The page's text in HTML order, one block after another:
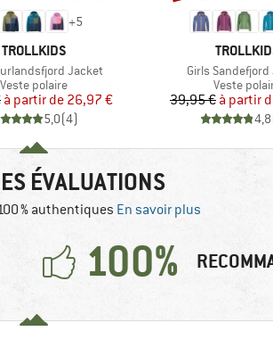
+5
MARQUE
TROLLKIDS
Jacket
Product group
Veste polaire
Prix
Prix réduit
à partir de 26,97 €
5,0(4)
MARQUE
Article
Girls
Product
Veste
Prix
39,95 € Prix
à partir
4,8
ÉVALUATIONS
% authentiques En savoir plus
100%